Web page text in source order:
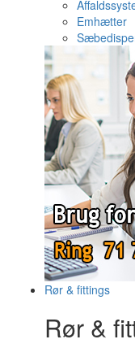
Emhætter
Rør & fittings
Rør &